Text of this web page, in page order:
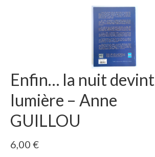
Enfin… la nuit devint
lumière – Anne
GUILLOU
6,00 €